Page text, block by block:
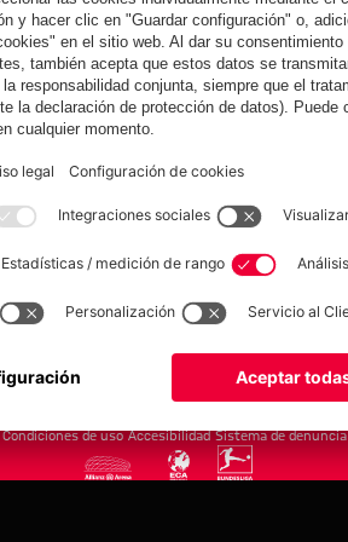
Allianz Arena Prensa Baloncesto
Condiciones de uso Accesibilidad Sistema de denuncia